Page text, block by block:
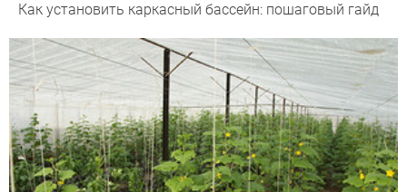
Как установить каркасный бассейн: пошаговый гайд